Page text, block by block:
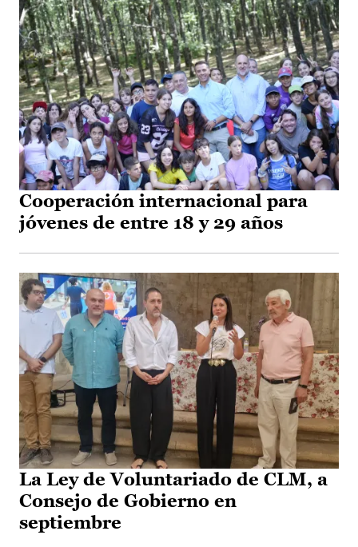
Cooperación internacional para
jóvenes de entre 18 y 29 años
La Ley de Voluntariado de CLM, a
Consejo de Gobierno en
septiembre